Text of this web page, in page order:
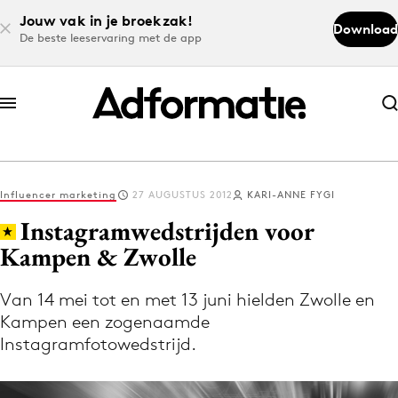
Jouw vak in je broekzak!
De beste leeservaring met de app
Download
Abonneer nu
Abonneer nu
Log in
Volg het laatste nieuws via de Adformatie
Nieuws app
Influencer marketing 27 AUGUSTUS 2012 KARI-ANNE FYGI
Instagramwedstrijden voor
Kampen & Zwolle
Van 14 mei tot en met 13 juni hielden Zwolle en
Kampen een zogenaamde
Instagramfotowedstrijd.